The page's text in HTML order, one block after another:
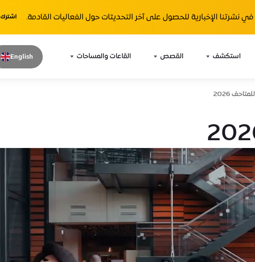
نشرتنا الإخبارية للحصول على آخر التحديثات حول الفعاليات القادمة. اشترك
استكشف القصص القاعات والمساحات English
2026